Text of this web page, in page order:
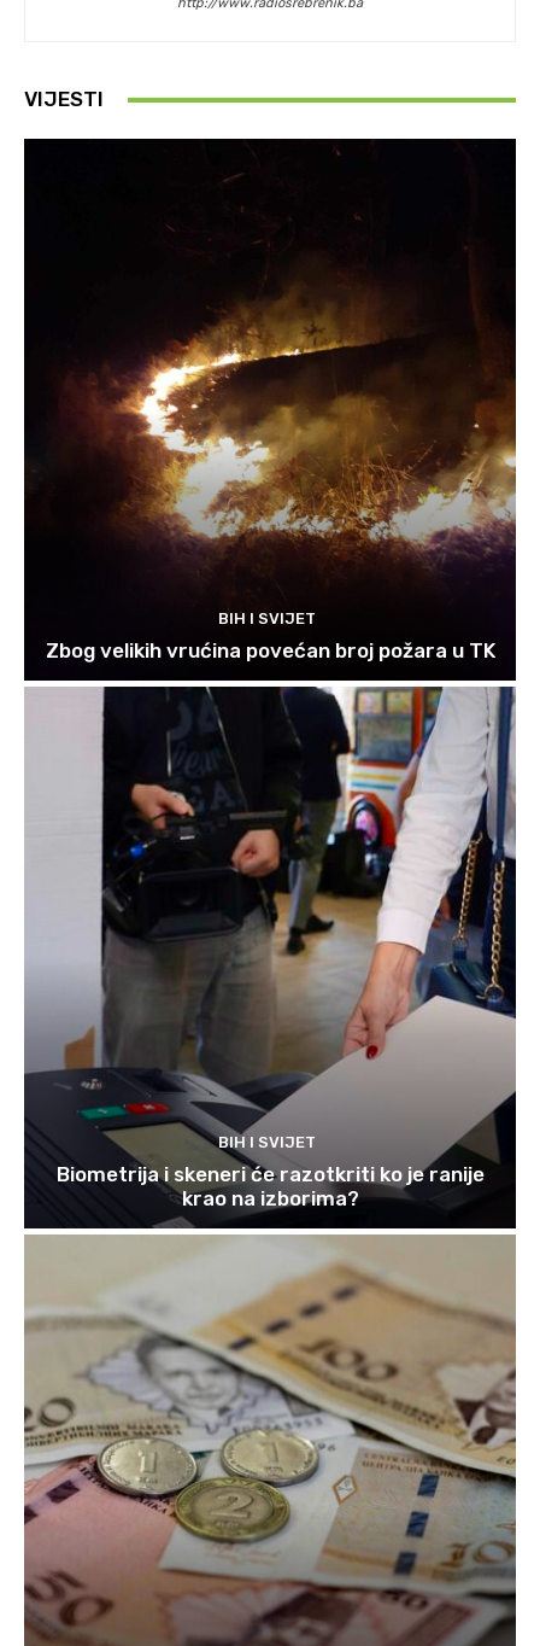
http://www.radiosrebrenik.ba
VIJESTI
BIH I SVIJET
Zbog velikih vrućina povećan broj požara u TK
BIH I SVIJET
Biometrija i skeneri će razotkriti ko je ranije
krao na izborima?